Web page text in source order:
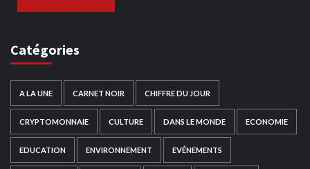
Catégories
A LA UNE CARNET NOIR CHIFFRE DU JOUR
CRYPTOMONNAIE CULTURE DANS LE MONDE ECONOMIE
EDUCATION ENVIRONNEMENT EVÉNEMENTS